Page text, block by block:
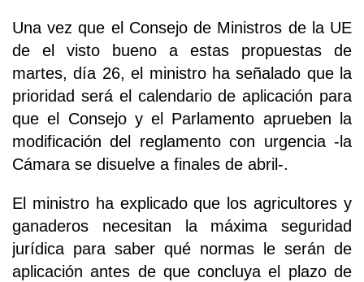
Una vez que el Consejo de Ministros de la UE
de el visto bueno a estas propuestas de
martes, día 26, el ministro ha señalado que la
prioridad será el calendario de aplicación para
que el Consejo y el Parlamento aprueben la
modificación del reglamento con urgencia -la
Cámara se disuelve a finales de abril-.
El ministro ha explicado que los agricultores y
ganaderos necesitan la máxima seguridad
jurídica para saber qué normas le serán de
aplicación antes de que concluya el plazo de